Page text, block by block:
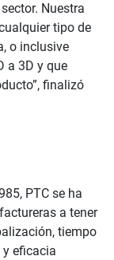
Nuestra
tipo de
o inclusive
a 3D y que
finalizó
PTC se ha
a tener
tiempo
eficacia